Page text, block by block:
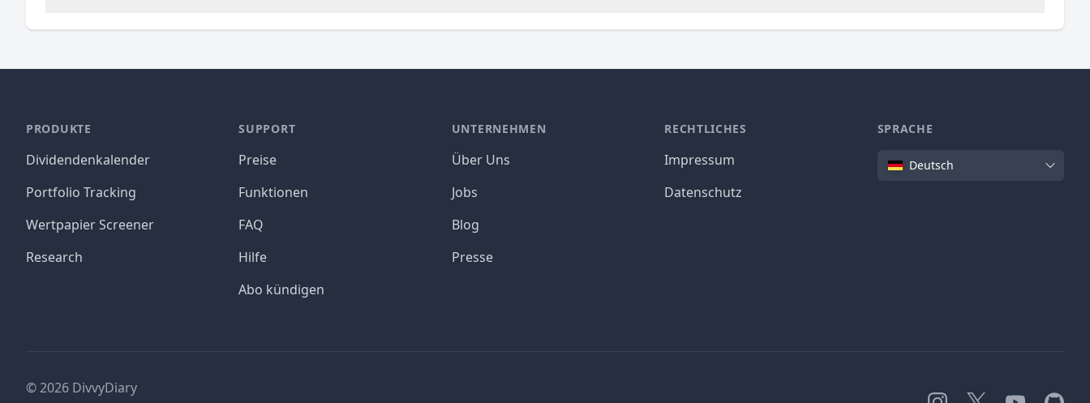
PRODUKTE
Dividendenkalender
Portfolio Tracking
Wertpapier Screener
Research
SUPPORT
Preise
Funktionen
FAQ
Hilfe
Abo kündigen
UNTERNEHMEN
Über Uns
Jobs
Blog
Presse
RECHTLICHES
Impressum
Datenschutz
SPRACHE
SpracheDeutsch
©2026 DivvyDiary